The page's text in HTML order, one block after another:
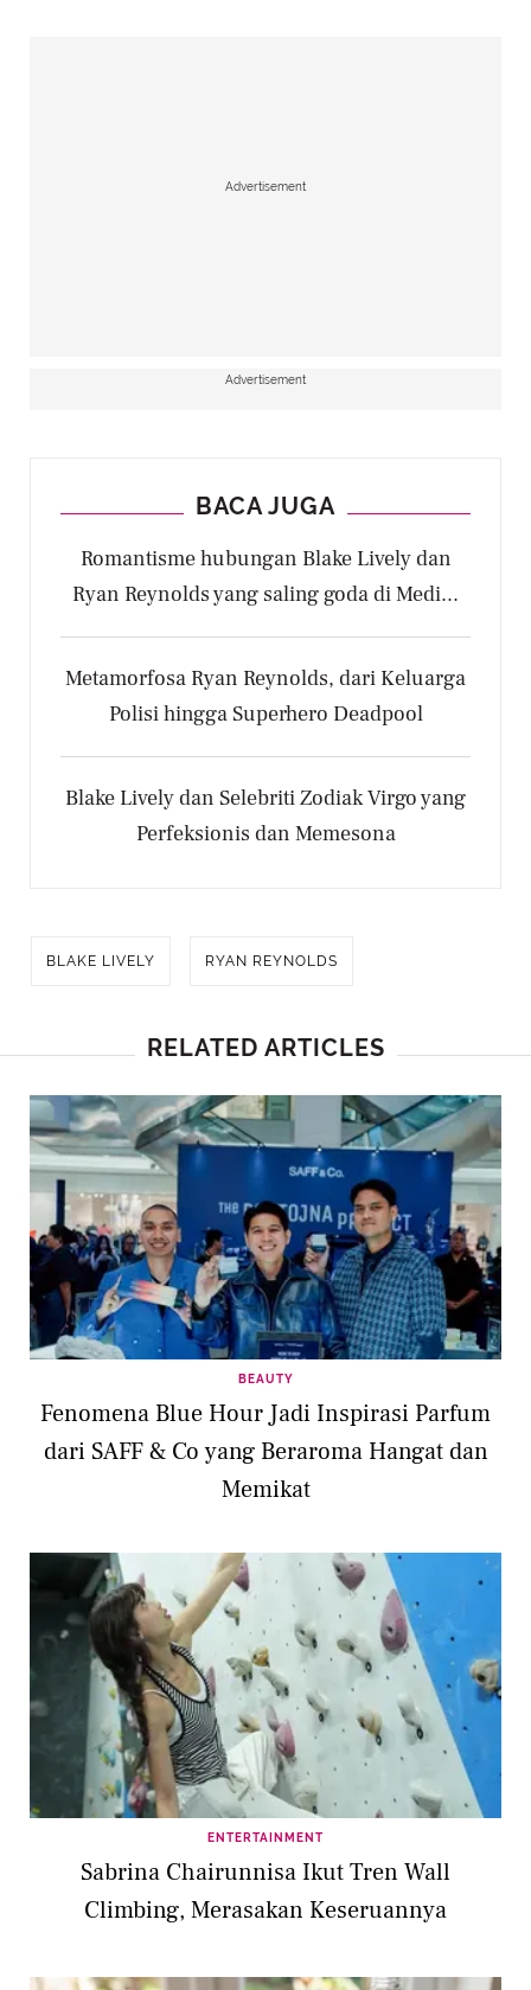
Advertisement
Advertisement
BACA JUGA
Romantisme hubungan Blake Lively dan
Ryan Reynolds yang saling goda di Medi...
Metamorfosa Ryan Reynolds, dari Keluarga
Polisi hingga Superhero Deadpool
Blake Lively dan Selebriti Zodiak Virgo yang
Perfeksionis dan Memesona
BLAKE LIVELY RYAN REYNOLDS
RELATED ARTICLES
BEAUTY
Fenomena Blue Hour Jadi Inspirasi Parfum
dari SAFF & Co yang Beraroma Hangat dan
Memikat
ENTERTAINMENT
Sabrina Chairunnisa Ikut Tren Wall
Climbing, Merasakan Keseruannya